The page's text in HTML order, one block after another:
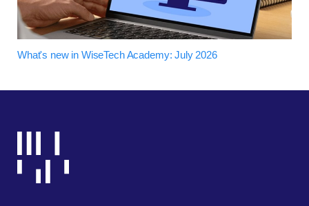
What's new in WiseTech Academy: July 2026